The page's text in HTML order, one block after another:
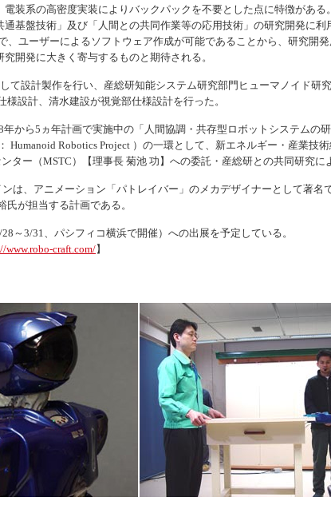
装系の高密度実装によりバックパックを不要とした点に特徴がある
基盤技術」及び「人間との共同作業等の応用技術」の研究開発に
、ユーザーによるソフトウェア作成が可能であることから、研究開
開発に大きく寄与するものと期待される。
て設計製作を行い、産総研知能システム研究部門ヒューマノイド研
設計、清水建設が視覚部仕様設計を行った。
から5ヵ年計画で実施中の「人間協調・共存型ロボットシステムの
Humanoid Robotics Project ）の一環として、新エネルギー・産業技
ター（MSTC）【理事長 菊池 功】への委託・産総研との共同研究
は、アニメーション「パトレイバー」のメカデザイナーとして著名
が担当する計画である。
～3/31、パシフィコ横浜で開催）への出展を予定している。
www.robo-craft.com/】